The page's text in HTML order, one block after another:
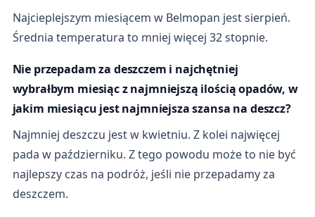
Najcieplejszym miesiącem w Belmopan jest sierpień.
Średnia temperatura to mniej więcej 32 stopnie.
Nie przepadam za deszczem i najchętniej
wybrałbym miesiąc z najmniejszą ilością opadów, w
jakim miesiącu jest najmniejsza szansa na deszcz?
Najmniej deszczu jest w kwietniu. Z kolei najwięcej
pada w październiku. Z tego powodu może to nie być
najlepszy czas na podróż, jeśli nie przepadamy za
deszczem.